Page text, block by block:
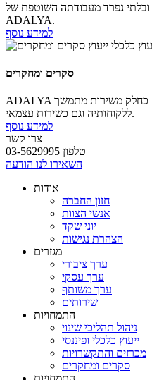
ובלתי נפרד מעבודתה השוטפת של
ADALYA.
למידע נוסף
סקרים ומחקרים
ADALYA מספקת שירותי סקרים ומחקרים כחלק משירות מתמשך
ללקוחותיה וגם כשירות עצמאי.
למידע נוסף
צרו קשר
טלפון 03-5629995
השאירו לנו הודעה
אודות
חזון החברה
אנשי הצוות
יוני שקד
הצהרת נגישות
מגזרים
ערך ציבורי
ערך עסקי
ערך משותף
שירותים
התמחויות
ניהול תהליכי שינוי
ייעוץ כלכלי ופיננסי
מכרזים והתקשרויות
סקרים ומחקרים